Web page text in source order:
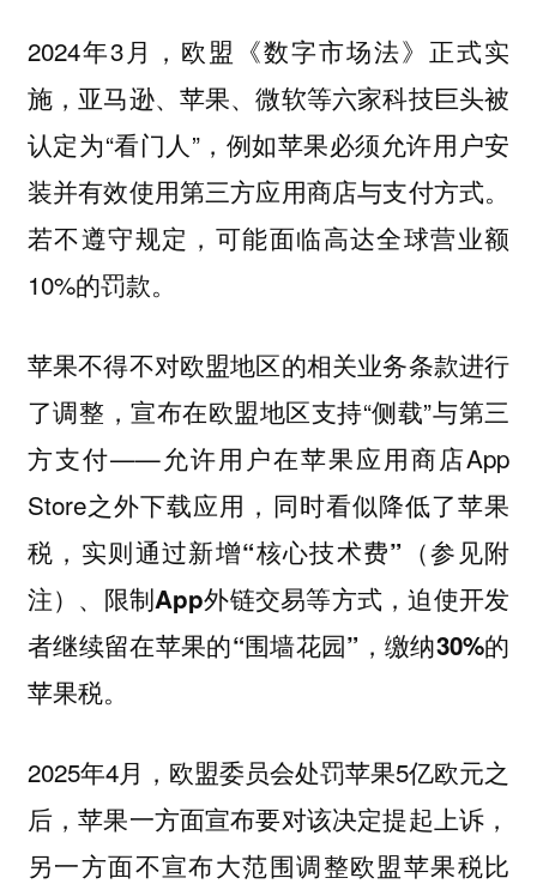
2024年3月，欧盟《数字市场法》正式实
施，亚马逊、苹果、微软等六家科技巨头被
认定为“看门人”，例如苹果必须允许用户安
装并有效使用第三方应用商店与支付方式。
若不遵守规定，可能面临高达全球营业额
10%的罚款。
苹果不得不对欧盟地区的相关业务条款进行
了调整，宣布在欧盟地区支持“侧载”与第三
方支付——允许用户在苹果应用商店App
Store之外下载应用， 同时看似降低了苹果
税，实则通过新增“核心技术费”（参见附
注）、限制App外链交易等方式，迫使开发
者继续留在苹果的“围墙花园”，缴纳30%的
苹果税。
2025年4月，欧盟委员会处罚苹果5亿欧元之
后，苹果一方面宣布要对该决定提起上诉，
另一方面不宣布大范围调整欧盟苹果税比